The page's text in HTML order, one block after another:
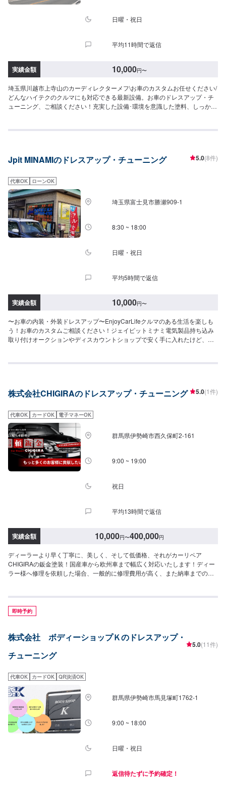
日曜・祝日
平均11時間で返信
実績金額 10,000円〜
埼玉県川越市上寺山のカーディレクターメフ\お車のカスタムお任せください/
どんなハイテクのクルマにも対応できる最新設備。お車のドレスアップ・チ
ューニング、ご相談ください！充実した設備･環境を意識した塗料、しっかり
と、持ち込み・ご購入希望の旨をオファー備考欄にご記載ください。【代車
Jpit MINAMIのドレスアップ・チューニング 5.0(8件)
代車OK ローンOK
埼玉県富士見市勝瀬909‐1
8:30 ~ 18:00
日曜・祝日
平均5時間で返信
実績金額 10,000円〜
〜お車の内装・外装ドレスアップ〜EnjoyCarLifeクルマのある生活を楽しも
う！お車のカスタムご相談ください！ジェイピットミナミ電気製品持ち込み
取り付けオークションやディスカウントショップで安く手に入れたけど、自
作業開始【4】仕上がり次第納車『パーツ持ち込みOK！⭕️』クルマが好きな
ださい。『代車について』代車をご用意しています。お車の作業中は代車を
業時間・定休日』営業時間：8:30〜18:00定休日：日・祝・第一月曜
株式会社CHIGIRAのドレスアップ・チューニング 5.0(1件)
代車OK カードOK 電子マネーOK
群馬県伊勢崎市西久保町2-161
9:00 ~ 19:00
祝日
平均13時間で返信
実績金額 10,000円〜400,000円
ディーラーより早く丁寧に、美しく、そして低価格、それがカーリペア
CHIGIRAの鈑金塗装！国産車から欧州車まで幅広く対応いたします！ディー
ラー様へ修理を依頼した場合、一般的に修理費用が高く、また納車までの時
理を部品交換で対応してしまうから。私たちなら自社工場で即施工し、でき
るだけ部品交換をせず、修理対応いたします。私達は鈑金塗装のプロフェッ
ショナルです。大切なお車はぜひ、カーリペアCHIGIRAにおまかせくださ
【2】お見積り【3】お見積りにご納得いただければ作業開始【4】仕上がり
次第納車□納期について□通常2〜3日程度で納車いたします。車種や状態によ
り納期が前後する場合がございます。予め、ご了承ください。□代車について
ります。予め、ご了承ください。□パーツ持ち込みについて□パーツの持ち込
み可能です。オファーの際に持ち込みパーツの詳細をご入力ください。【定
休日・営業時間】定休日：祝日営業時間：9:00~19:00
即時予約
株式会社 ボディーショップＫのドレスアップ・
チューニング
5.0(11件)
代車OK カードOK QR決済OK
群馬県伊勢崎市馬見塚町1762‐1
9:00 ~ 18:00
日曜・祝日
返信待たずに予約確定！